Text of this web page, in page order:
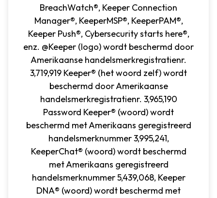
BreachWatch®, Keeper Connection
Manager®, KeeperMSP®, KeeperPAM®,
Keeper Push®, Cybersecurity starts here®,
enz. @Keeper (logo) wordt beschermd door
Amerikaanse handelsmerkregistratienr.
3,719,919 Keeper® (het woord zelf) wordt
beschermd door Amerikaanse
handelsmerkregistratienr. 3,965,190
Password Keeper® (woord) wordt
beschermd met Amerikaans geregistreerd
handelsmerknummer 3,995,241,
KeeperChat® (woord) wordt beschermd
met Amerikaans geregistreerd
handelsmerknummer 5,439,068, Keeper
DNA® (woord) wordt beschermd met